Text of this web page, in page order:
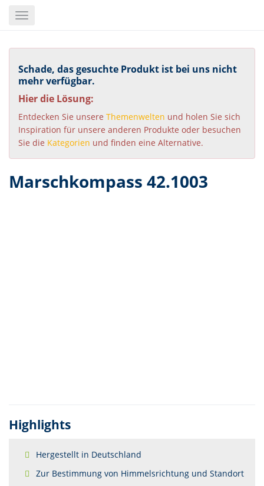
content
Toggle
Schade, das gesuchte Produkt ist bei uns nicht
mehr verfügbar.
Hier die Lösung:
Entdecken Sie unsere Themenwelten und holen Sie sich
Inspiration für unsere anderen Produkte oder besuchen
Sie die Kategorien und finden eine Alternative.
Marschkompass 42.1003
Highlights
Hergestellt in Deutschland
Zur Bestimmung von Himmelsrichtung und Standort